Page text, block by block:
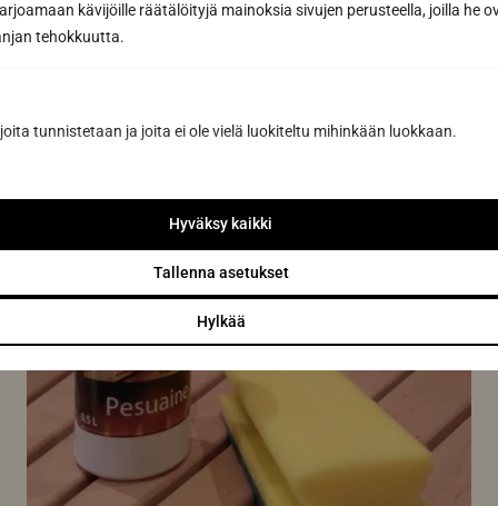
kävijöille räätälöityjä mainoksia sivujen perusteella, joilla he
tehokkuutta.
tunnistetaan ja joita ei ole vielä luokiteltu mihinkään luokkaan.
Hylkää
Tallenna asetukset
Hyväksy kaikki